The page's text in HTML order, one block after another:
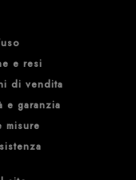
e resi
di vendita
e garanzia
misure